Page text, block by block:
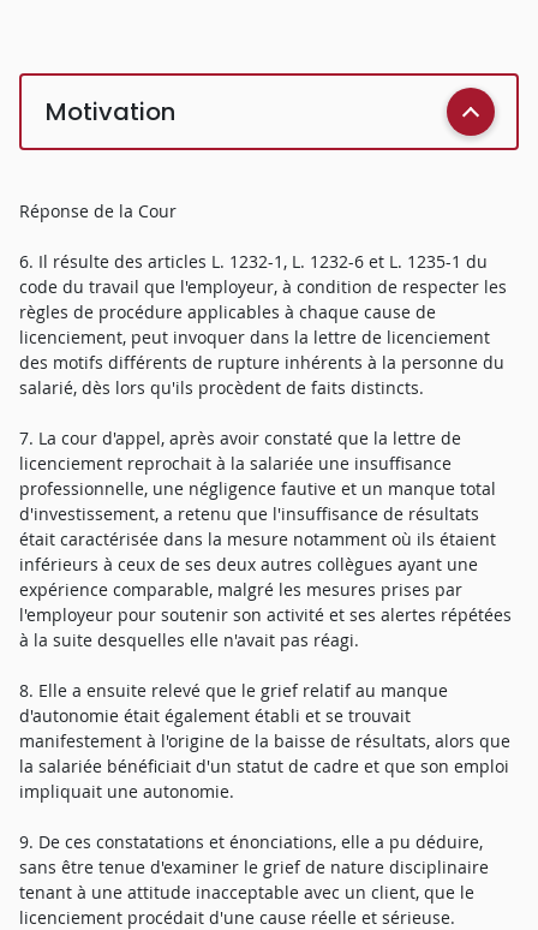
Motivation
Réponse de la Cour
6. Il résulte des articles L. 1232-1, L. 1232-6 et L. 1235-1 du
code du travail que l'employeur, à condition de respecter les
règles de procédure applicables à chaque cause de
licenciement, peut invoquer dans la lettre de licenciement
des motifs différents de rupture inhérents à la personne du
salarié, dès lors qu'ils procèdent de faits distincts.
7. La cour d'appel, après avoir constaté que la lettre de
licenciement reprochait à la salariée une insuffisance
professionnelle, une négligence fautive et un manque total
d'investissement, a retenu que l'insuffisance de résultats
était caractérisée dans la mesure notamment où ils étaient
inférieurs à ceux de ses deux autres collègues ayant une
expérience comparable, malgré les mesures prises par
l'employeur pour soutenir son activité et ses alertes répétées
à la suite desquelles elle n'avait pas réagi.
8. Elle a ensuite relevé que le grief relatif au manque
d'autonomie était également établi et se trouvait
manifestement à l'origine de la baisse de résultats, alors que
la salariée bénéficiait d'un statut de cadre et que son emploi
impliquait une autonomie.
9. De ces constatations et énonciations, elle a pu déduire,
sans être tenue d'examiner le grief de nature disciplinaire
tenant à une attitude inacceptable avec un client, que le
licenciement procédait d'une cause réelle et sérieuse.